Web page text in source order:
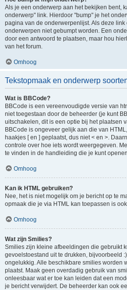
Als je een onderwerp aan het bekijken bent,
onderwerp" link. Hierdoor "bump" je het
pagina van de onderwerpenlijst. Als deze link
onderwerpen niet gebumpt worden. Een
door een antwoord te plaatsen, maar hou
van het forum.
Omhoog
Tekstopmaak en onderwerp
Wat is BBCode?
BBCode is een vereenvoudigde versie van
niet toegestaan door de beheerder (je kunt
uitschakelen, dit is een optie bij het plaatsen
BBCode is ongeveer gelijk aan die van
haakjes [ en ] geplaatst, dus niet < en >.
controle over hoe iets wordt weergegeven.
te vinden in de handleiding die je kunt
Omhoog
Kan ik HTML gebruiken?
Nee, het is niet mogelijk om je bericht op te
opmaak die je via HTML kan toepassen is
Omhoog
Wat zijn Smilies?
Smilies zijn kleine afbeeldingen die gebruikt
gevoelstoestand uit te drukken, bijvoorbeeld
ongelukkig. Alle beschikbare smilies worden
plaatst. Maak geen overdadig gebruik van
onleesbaar wat er toe kan leiden dat een
je bericht verwijdert. De beheerder kan ook